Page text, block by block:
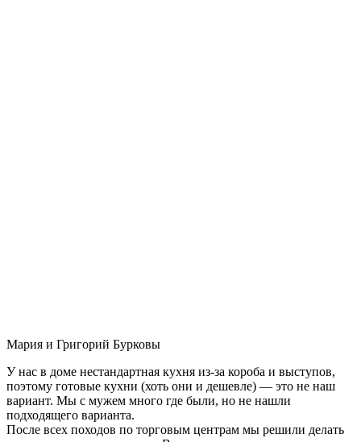
Мария и Григорий Бурковы
У нас в доме нестандартная кухня из-за короба и выступов,
поэтому готовые кухни (хоть они и дешевле) — это не наш
вариант. Мы с мужем много где были, но не нашли
подходящего варианта.
После всех походов по торговым центрам мы решили делать